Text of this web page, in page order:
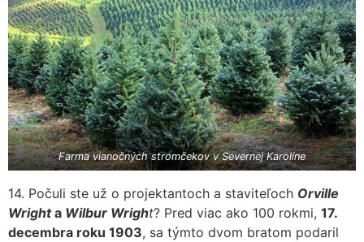
Farma vianočných stromčekov v Severnej Karolíne
14. Počuli ste už o projektantoch a staviteľoch Orville
Wrighta Wilbur Wright? Pred viac ako 100 rokmi, 17.
decembra roku 1903, sa týmto dvom bratom podaril